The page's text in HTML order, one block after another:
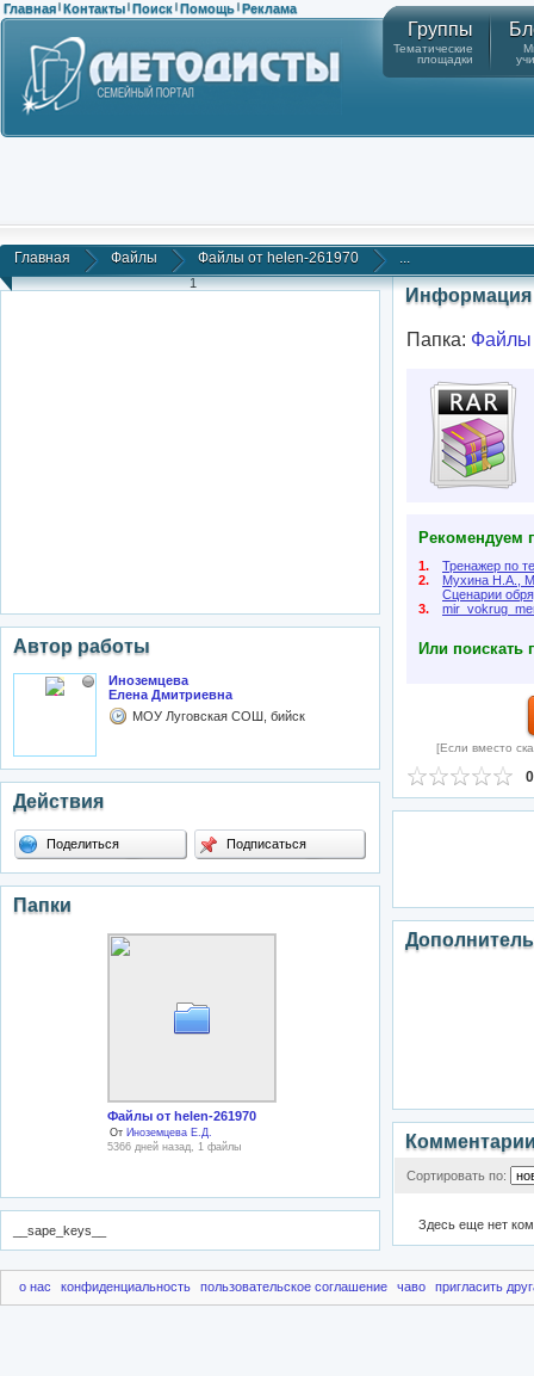
Главная | Контакты | Поиск | Помощь | Реклама
Группы
Тематические
площадки
Главная Файлы Файлы от helen-261970 ...
1
Автор работы
Иноземцева
Елена Дмитриевна
МОУ Луговская СОШ, бийск
Действия
Поделиться Подписаться
Папки
Файлы от helen-261970
От Иноземцева Е.Д.
5366 дней назад, 1 файлы
__sape_keys__
Информация
Папка: Файлы
Рекомендуем
1.
Тренажер по
2.
Мухина Н.А.,
Сценарии
3.
Или поискать
[Если вместо
Сортировать по:
Здесь еще нет
о нас конфиденциальность пользовательское соглашение чаво пригласить